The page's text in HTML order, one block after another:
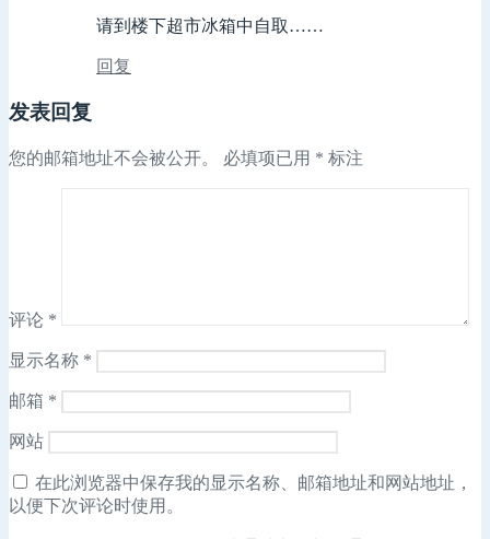
请到楼下超市冰箱中自取……
回复
发表回复
您的邮箱地址不会被公开。 必填项已用 * 标注
评论 *
显示名称 *
邮箱 *
网站
在此浏览器中保存我的显示名称、邮箱地址和网站地址，
以便下次评论时使用。